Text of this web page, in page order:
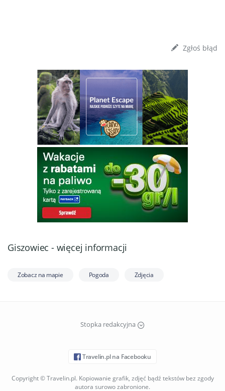
Zgłoś błąd
Giszowiec - więcej informacji
Zobacz na mapie Pogoda Zdjęcia
Stopka redakcyjna
Travelin.pl na Facebooku
Copyright © Travelin.pl. Kopiowanie grafik, zdjęć bądź tekstów bez zgody
autora surowo zabronione.